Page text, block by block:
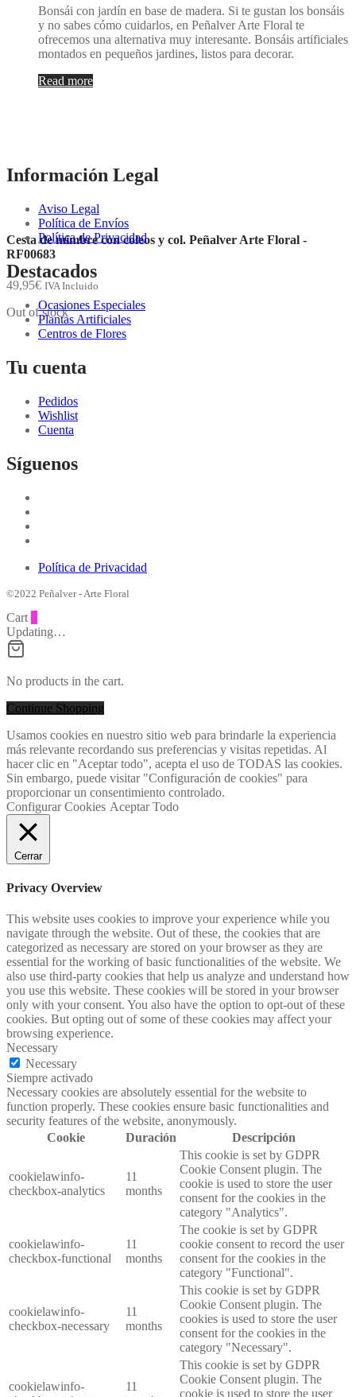
Bonsái con jardín en base de madera. Si te gustan los bonsáis
y no sabes cómo cuidarlos, en Peñalver Arte Floral te
ofrecemos una alternativa muy interesante. Bonsáis artificiales
montados en pequeños jardines, listos para decorar.
Read more
Cesta de mimbre con coleos y col. Peñalver Arte Floral -
RF00683
49,95€ IVA Incluido
Out of stock
Información Legal
Aviso Legal
Política de Envíos
Política de Privacidad
Destacados
Ocasiones Especiales
Plantas Artificiales
Centros de Flores
Tu cuenta
Pedidos
Wishlist
Cuenta
Síguenos
Política de Privacidad
©2022 Peñalver - Arte Floral
Cart
Updating…
No products in the cart.
Continue Shopping
Usamos cookies en nuestro sitio web para brindarle la experiencia
más relevante recordando sus preferencias y visitas repetidas. Al
hacer clic en "Aceptar todo", acepta el uso de TODAS las cookies.
Sin embargo, puede visitar "Configuración de cookies" para
proporcionar un consentimiento controlado.
Configurar Cookies Aceptar Todo
Cerrar
Privacy Overview
This website uses cookies to improve your experience while you
navigate through the website. Out of these, the cookies that are
categorized as necessary are stored on your browser as they are
essential for the working of basic functionalities of the website. We
also use third-party cookies that help us analyze and understand how
you use this website. These cookies will be stored in your browser
only with your consent. You also have the option to opt-out of these
cookies. But opting out of some of these cookies may affect your
browsing experience.
Necessary
Necessary
Siempre activado
Necessary cookies are absolutely essential for the website to
function properly. These cookies ensure basic functionalities and
security features of the website, anonymously.
Cookie
Duración Descripción
cookielawinfo-
checkbox-analytics
11
months
This cookie is set by GDPR
Cookie Consent plugin. The
cookie is used to store the user
consent for the cookies in the
category "Analytics".
cookielawinfo-
checkbox-functional
11
months
The cookie is set by GDPR
cookie consent to record the user
consent for the cookies in the
category "Functional".
cookielawinfo-
checkbox-necessary
11
months
This cookie is set by GDPR
Cookie Consent plugin. The
cookies is used to store the user
consent for the cookies in the
category "Necessary".
cookielawinfo-
11
This cookie is set by GDPR
Cookie Consent plugin. The
cookie is used to store the user